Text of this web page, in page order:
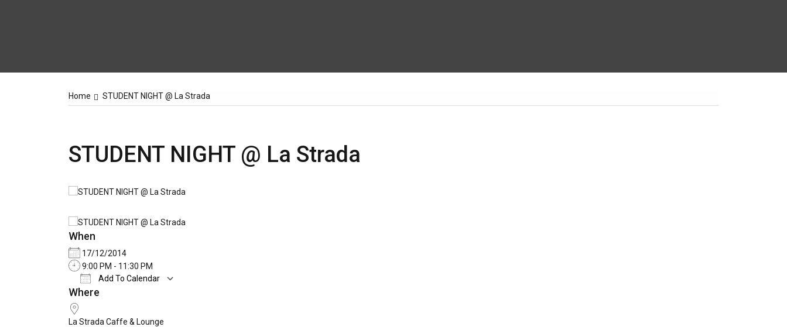
Home STUDENT NIGHT @ La Strada
STUDENT NIGHT @ La Strada
When
17/12/2014
9:00 PM - 11:30 PM
Add To Calendar
Download ICS
Where
La Strada Caffe & Lounge